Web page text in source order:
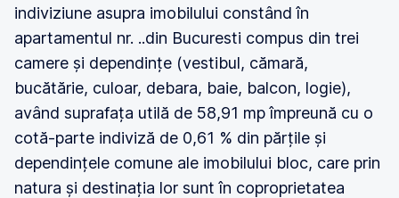
indiviziune asupra imobilului constând în
apartamentul nr. ..din Bucuresti compus din trei
camere și dependințe (vestibul, cămară,
bucătărie, culoar, debara, baie, balcon, logie),
având suprafața utilă de 58,91 mp împreună cu o
cotă-parte indiviză de 0,61 % din părțile și
dependințele comune ale imobilului bloc, care prin
natura și destinația lor sunt în coproprietatea